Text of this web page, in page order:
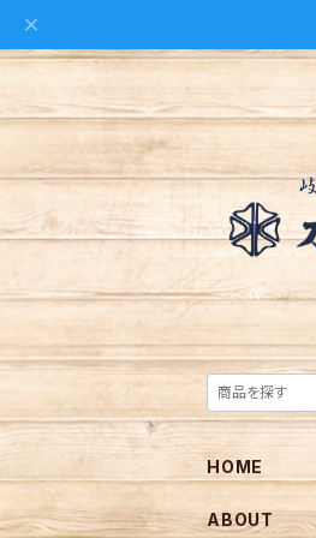
HOME
ABOUT